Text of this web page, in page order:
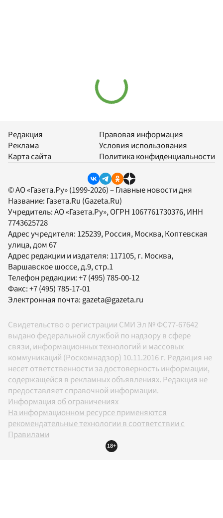
Редакция
Реклама
Карта сайта
Правовая информация
Условия использования
Политика конфиденциальности
© АО «Газета.Ру» (1999-2026) – Главные новости дня
Название: Газета.Ru (Gazeta.Ru)
Учредитель:АО «Газета.Ру», ОГРН 1067761730376, ИНН
7743625728
Адрес учредителя: 125239, Россия, Москва, Коптевская
улица, дом 67
Адрес редакции и издателя: 117105, г. Москва,
Варшавское шоссе, д.9, стр.1
Телефон редакции:+7 (495) 785-00-12
Факс:+7 (495) 785-17-01
Электронная почта: gazeta@gazeta.ru
Свидетельство о регистрации СМИ Эл № ФС77-67642
выдано федеральной службой по надзору в сфере
связи, информационных технологий и массовых
коммуникаций (Роскомнадзор) 10.11.2016 г. Редакция не
несет ответственности за достоверность информации,
содержащейся в рекламных объявлениях. Редакция не
предоставляет справочной информации.
Информация об ограничениях
На информационном ресурсе применяются
рекомендательные технологии в соответствии с
Правилами
18+